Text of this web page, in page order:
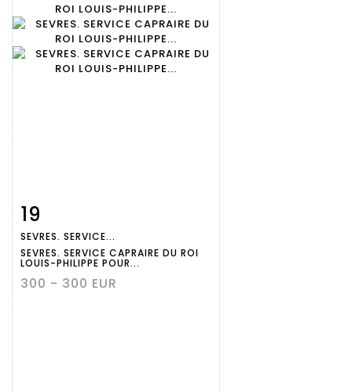
détaillée
19
SEVRES. SERVICE...
SEVRES. SERVICE CAPRAIRE DU ROI
LOUIS-PHILIPPE POUR...
300 - 300 EUR